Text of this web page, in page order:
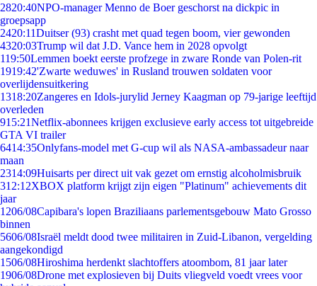
2820:40NPO-manager Menno de Boer geschorst na dickpic in
groepsapp
2420:11Duitser (93) crasht met quad tegen boom, vier gewonden
4320:03Trump wil dat J.D. Vance hem in 2028 opvolgt
119:50Lemmen boekt eerste profzege in zware Ronde van Polen-rit
1919:42'Zwarte weduwes' in Rusland trouwen soldaten voor
overlijdensuitkering
1318:20Zangeres en Idols-jurylid Jerney Kaagman op 79-jarige leeftijd
overleden
915:21Netflix-abonnees krijgen exclusieve early access tot uitgebreide
GTA VI trailer
6414:35Onlyfans-model met G-cup wil als NASA-ambassadeur naar
maan
2314:09Huisarts per direct uit vak gezet om ernstig alcoholmisbruik
312:12XBOX platform krijgt zijn eigen "Platinum" achievements dit
jaar
1206/08Capibara's lopen Braziliaans parlementsgebouw Mato Grosso
binnen
5606/08Israël meldt dood twee militairen in Zuid-Libanon, vergelding
aangekondigd
1506/08Hiroshima herdenkt slachtoffers atoombom, 81 jaar later
1906/08Drone met explosieven bij Duits vliegveld voedt vrees voor